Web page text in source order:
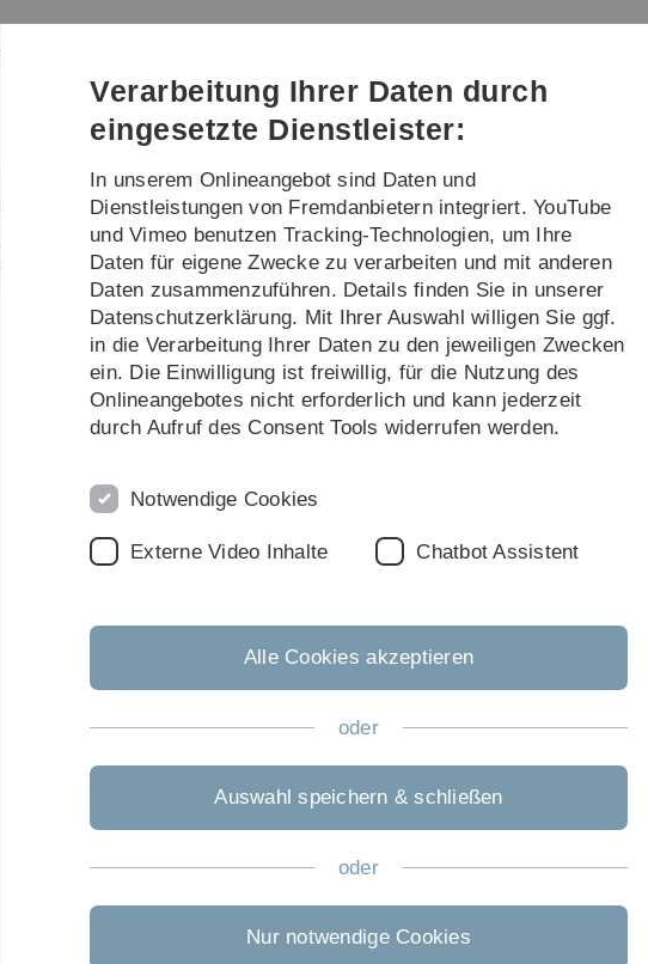
Direkt
Direkt
Direkt
(Sprache,
Drucken,
Social
Direkt
Direkt
Törns Infos
Stellvertr. Vorsitz. (WG 2) Schriftführer (WG 2)
Universität Ulm
Tel: +49 (0)731 50 26207
Verarbeitung Ihrer Daten durch
eingesetzte Dienstleister:
In unserem Onlineangebot sind Daten und
Dienstleistungen von Fremdanbietern integriert. YouTube
und Vimeo benutzen Tracking-Technologien, um Ihre
Daten für eigene Zwecke zu verarbeiten und mit anderen
Daten zusammenzuführen. Details finden Sie in unserer
Datenschutzerklärung. Mit Ihrer Auswahl willigen Sie ggf.
in die Verarbeitung Ihrer Daten zu den jeweiligen Zwecken
ein. Die Einwilligung ist freiwillig, für die Nutzung des
Onlineangebotes nicht erforderlich und kann jederzeit
durch Aufruf des Consent Tools widerrufen werden.
Notwendige Cookies
Externe Video Inhalte Chatbot Assistent
Alle Cookies akzeptieren
oder
Auswahl speichern & schließen
oder
Nur notwendige Cookies